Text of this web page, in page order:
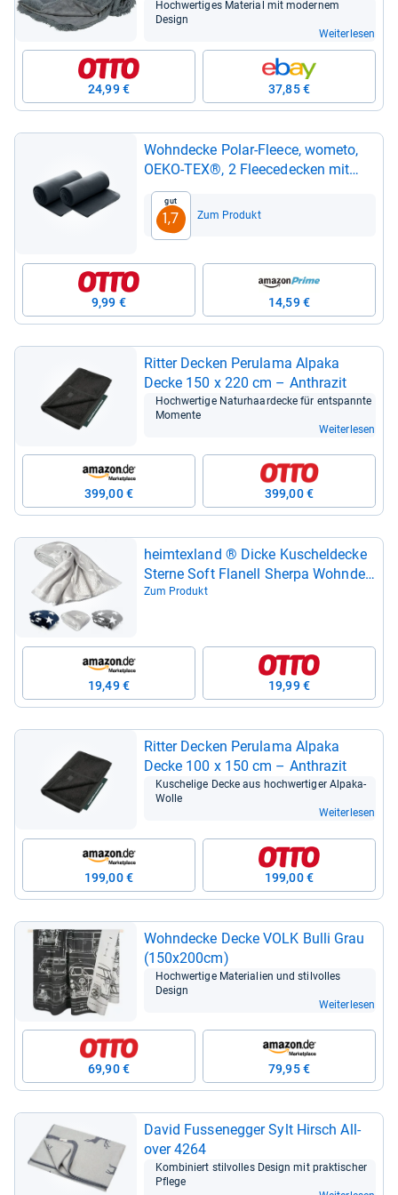
Hoch­wer­ti­ges Mate­rial mit moder­nem
Design
Weiterlesen
24,99 € 37,85 €
Wohn­de­cke Polar-​Fleece, wometo,
OEKO-​TEX®, 2 Flee­ce­de­cken mit
Ket­tel-​Rand & Anti-​Pil­ling
Gut
1,7 Zum Produkt
9,99 € 14,59 €
Rit­ter Decken Peru­lama Alpaka
Decke 150 x 220 cm – Anthra­zit
Hoch­wer­tige Natur­haar­de­cke für ent­spannte
Momente
Weiterlesen
399,00 € 399,00 €
heim­tex­land ® Dicke Kuschel­de­cke
Sterne Soft Fla­nell Sherpa Wohn­de­
cke warm 150x200 XL Win­ter­de­cke
Zum Produkt
19,49 € 19,99 €
Rit­ter Decken Peru­lama Alpaka
Decke 100 x 150 cm – Anthra­zit
Kusche­lige Decke aus hoch­wer­ti­ger Alpaka-​
Wolle
Weiterlesen
199,00 € 199,00 €
Wohn­de­cke Decke VOLK Bulli Grau
(150x200cm)
Hoch­wer­tige Mate­ria­lien und stil­vol­les
Design
Weiterlesen
69,90 € 79,95 €
David Fus­se­neg­ger Sylt Hirsch All­
over 4264
Kom­bi­niert stil­vol­les Design mit prak­ti­scher
Pflege